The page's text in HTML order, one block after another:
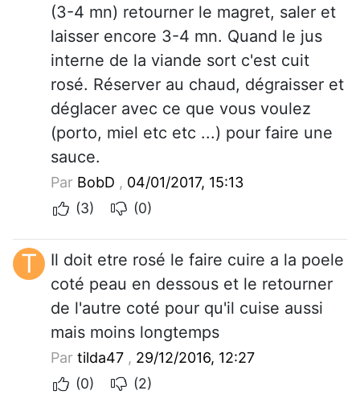
(3-4 mn) retourner le magret, saler et
laisser encore 3-4 mn. Quand le jus
interne de la viande sort c'est cuit
rosé. Réserver au chaud, dégraisser et
déglacer avec ce que vous voulez
(porto, miel etc etc ...) pour faire une
sauce.
Par BobD , 04/01/2017, 15:13
(3)
(0)
T
Il doit etre rosé le faire cuire a la poele
coté peau en dessous et le retourner
de l'autre coté pour qu'il cuise aussi
mais moins longtemps
Par tilda47 , 29/12/2016, 12:27
(0)
(2)